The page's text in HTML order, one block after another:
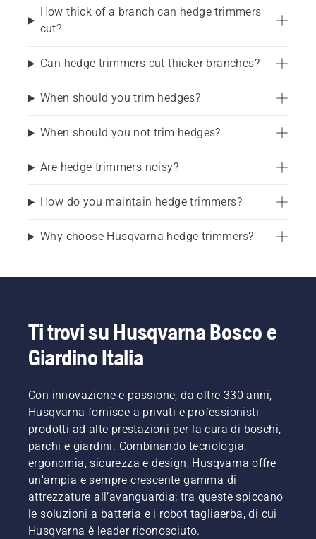
possibile scegliere anche lame di lunghezza
diversa. Consulta la nostra
guida all'acquisto del
How thick of a branch can hedge trimmers
cut?
Can hedge trimmers cut thicker branches?
When should you trim hedges?
When should you not trim hedges?
Are hedge trimmers noisy?
How do you maintain hedge trimmers?
Why choose Husqvarna hedge trimmers?
Ti trovi su Husqvarna Bosco e
Giardino Italia
Con innovazione e passione, da oltre 330 anni,
Husqvarna fornisce a privati e professionisti
prodotti ad alte prestazioni per la cura di boschi,
parchi e giardini. Combinando tecnologia,
ergonomia, sicurezza e design, Husqvarna offre
un'ampia e sempre crescente gamma di
attrezzature all’avanguardia; tra queste spiccano
le soluzioni a batteria e i robot tagliaerba, di cui
Husqvarna è leader riconosciuto.